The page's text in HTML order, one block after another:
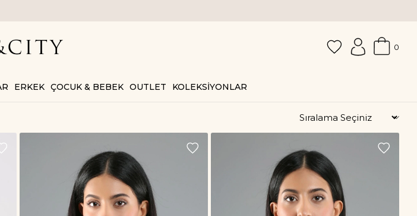
0
ERKEK ÇOCUK & BEBEK OUTLET KOLEKSİYONLAR